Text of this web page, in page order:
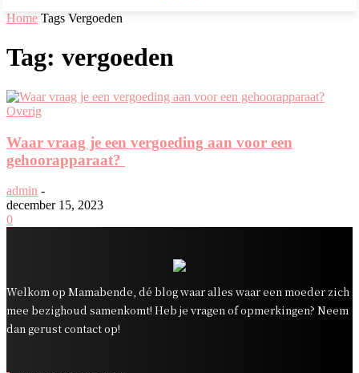
Home Tags Vergoeden
Tag: vergoeden
Overig
Waar vraag je een vergoeding aan voor een
gehoorapparaat?
admin -
december 15, 2023
0
Welkom op Mamabende, dé blog waar alles waar een moeder zich
mee bezighoud samenkomt! Heb je vragen of opmerkingen? Neem
dan gerust contact op!